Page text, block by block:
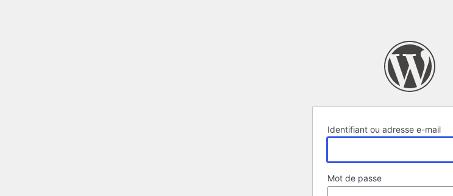
Identifiant ou adresse e-mail
Mot de passe